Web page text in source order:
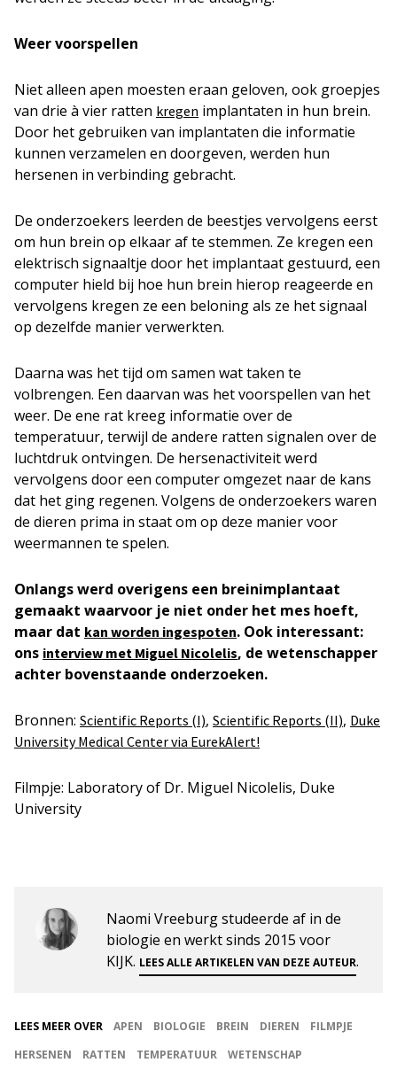
Weer voorspellen
Niet alleen apen moesten eraan geloven, ook groepjes
van drie à vier ratten kregen implantaten in hun brein.
Door het gebruiken van implantaten die informatie
kunnen verzamelen en doorgeven, werden hun
hersenen in verbinding gebracht.
De onderzoekers leerden de beestjes vervolgens eerst
om hun brein op elkaar af te stemmen. Ze kregen een
elektrisch signaaltje door het implantaat gestuurd, een
computer hield bij hoe hun brein hierop reageerde en
vervolgens kregen ze een beloning als ze het signaal
op dezelfde manier verwerkten.
Daarna was het tijd om samen wat taken te
volbrengen. Een daarvan was het voorspellen van het
weer. De ene rat kreeg informatie over de
temperatuur, terwijl de andere ratten signalen over de
luchtdruk ontvingen. De hersenactiviteit werd
vervolgens door een computer omgezet naar de kans
dat het ging regenen. Volgens de onderzoekers waren
de dieren prima in staat om op deze manier voor
weermannen te spelen.
Onlangs werd overigens een breinimplantaat
gemaakt waarvoor je niet onder het mes hoeft,
maar dat kan worden ingespoten. Ook interessant:
ons interview met Miguel Nicolelis, de wetenschapper
achter bovenstaande onderzoeken.
Bronnen: Scientific Reports (I), Scientific Reports (II), Duke
University Medical Center via EurekAlert!
Filmpje: Laboratory of Dr. Miguel Nicolelis, Duke
University
Naomi Vreeburg studeerde af in de
biologie en werkt sinds 2015 voor
KIJK. LEES ALLE ARTIKELEN VAN DEZE AUTEUR.
LEES MEER OVER APEN BIOLOGIE BREIN DIEREN
FILMPJE
HERSENEN
RATTEN TEMPERATUUR WETENSCHAP